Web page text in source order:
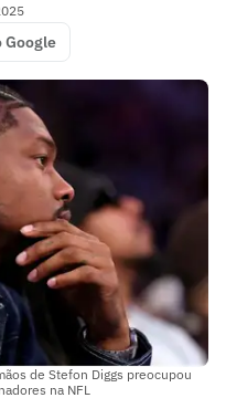
Google
de Stefon Diggs preocupou
na NFL